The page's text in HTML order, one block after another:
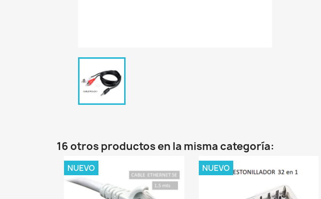
16 otros productos en la misma categoría:
NUEVO NUEVO